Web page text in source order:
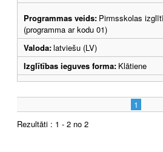
Programmas veids: Pirmsskolas
(programma ar kodu 01)
Valoda:latviešu (LV)
Izglītības ieguves forma: Klātiene
1
Rezultāti : 1 - 2 no 2